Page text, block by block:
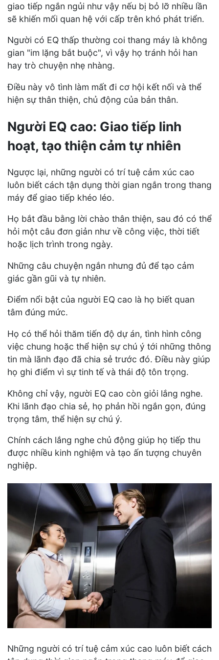
giao tiếp ngắn ngủi như vậy nếu bị bỏ lỡ nhiều lần
sẽ khiến mối quan hệ với cấp trên khó phát triển.
Người có EQ thấp thường coi thang máy là không
gian "im lặng bắt buộc", vì vậy họ tránh hỏi han
hay trò chuyện nhẹ nhàng.
Điều này vô tình làm mất đi cơ hội kết nối và thể
hiện sự thân thiện, chủ động của bản thân.
Người EQ cao: Giao tiếp linh
hoạt, tạo thiện cảm tự nhiên
Ngược lại, những người có trí tuệ cảm xúc cao
luôn biết cách tận dụng thời gian ngắn trong thang
máy để giao tiếp khéo léo.
Họ bắt đầu bằng lời chào thân thiện, sau đó có thể
hỏi một câu đơn giản như về công việc, thời tiết
hoặc lịch trình trong ngày.
Những câu chuyện ngắn nhưng đủ để tạo cảm
giác gần gũi và tự nhiên.
Điểm nổi bật của người EQ cao là họ biết quan
tâm đúng mức.
Họ có thể hỏi thăm tiến độ dự án, tình hình công
việc chung hoặc thể hiện sự chú ý tới những thông
tin mà lãnh đạo đã chia sẻ trước đó. Điều này giúp
họ ghi điểm vì sự tinh tế và thái độ tôn trọng.
Không chỉ vậy, người EQ cao còn giỏi lắng nghe.
Khi lãnh đạo chia sẻ, họ phản hồi ngắn gọn, đúng
trọng tâm, thể hiện sự chú ý.
Chính cách lắng nghe chủ động giúp họ tiếp thu
được nhiều kinh nghiệm và tạo ấn tượng chuyên
nghiệp.
Những người có trí tuệ cảm xúc cao luôn biết cách